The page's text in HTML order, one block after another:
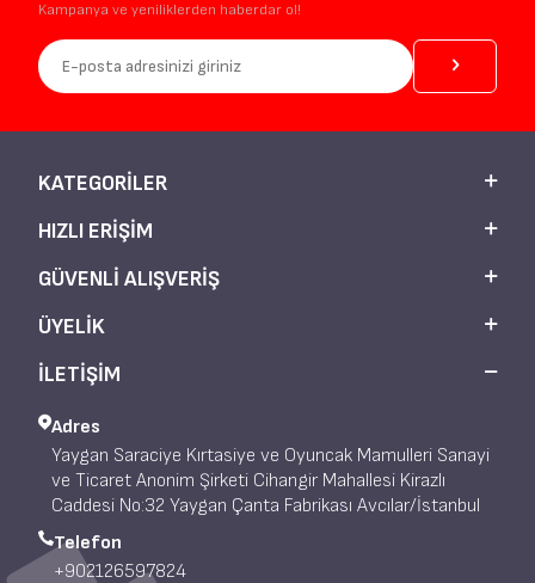
Kampanya ve yeniliklerden haberdar ol!
KATEGORILER
HIZLI ERIŞIM
GÜVENLI ALIŞVERIŞ
ÜYELIK
İLETİŞİM
Adres
Yaygan Saraciye Kırtasiye ve Oyuncak Mamulleri Sanayi
ve Ticaret Anonim Şirketi Cihangir Mahallesi Kirazlı
Caddesi No:32 Yaygan Çanta Fabrikası Avcılar/İstanbul
Telefon
+902126597824